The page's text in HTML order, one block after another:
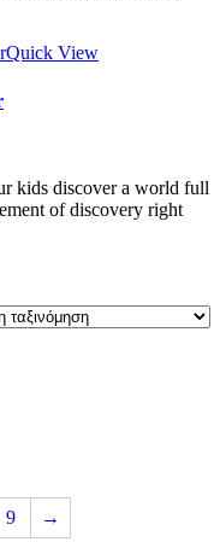
Quick View
kids discover a world full
of discovery right
9 →